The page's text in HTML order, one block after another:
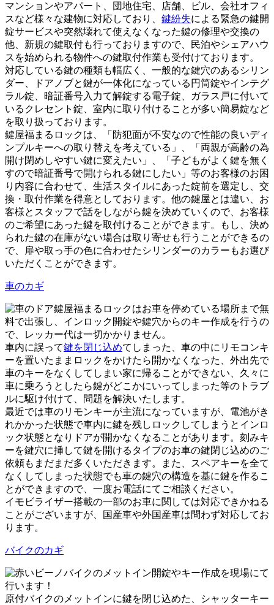
マンションやアパート、団地住宅、店舗、ビル、会社オフィ
スなど様々な建物に対応しており、 鍵紛失による緊急の鍵開
錠サービスや突然壊れて使えなくなった鍵の修理や交換の
他、新規の鍵取付も行っておりますので、民泊やシェアハウ
スを始められる物件への鍵取付作業も受付けております。
対応している鍵の種類も幅広く、一般的な鍵穴のあるシリン
ダー、ドアノブと鍵が一体化になっている円筒錠やインテグ
ラル錠、暗証番号入力て解錠する電子錠、ガラス戸に付いて
いるクレセント錠、室内に取り付けることが多い簡易錠など
を取り扱っております。
鍵屋福まるロックは、「防犯面が不安なので性能の良いディ
ンプルキーへの取り替えを考えている」、「両親が高齢の為
開け閉めしやすい鍵に変えたい」、「子どもがよく鍵を無く
すので暗証番号で開けられる鍵にしたい」等のお客様のお困
り内容に合わせて、生活スタイルにあった錠前を選定し、交
換・取付作業を得意としております。他の鍵屋とは違い、お
客様とスタッフで話をしながら鍵を決めていくので、お客様
のご希望にあった鍵を取付けることができます。もし、決め
られた鍵の在庫がない場合は取り寄せも行うことができるの
で、扉や取っ手の色に合わせたシリンダーのカラーもお選び
いただくことができます。
車のカギ
鍵屋福まるロックはお車を停めている場所まで無
料で出張し、インロック開錠や鍵穴からのキー作成を行うの
で、レッカー代は一切かかりません。
車内に誤って鍵を閉じ込めてしまった、車の中にリモコンキ
ーを置いたままロックをかけたら開かなくなった、外出先で
車のキーをなくしてしまい家に帰ることができない、久々に
車に乗ろうとしたら鍵がどこかにいってしまった等のトラブ
ルに駆け付けて、問題を解決いたします。
最近では車のリモンキーが主流になっていますが、電池がき
れかかった状態で車内に鍵を残しロックしてしまうとインロ
ック状態となりドアが開かなくなることがあります。刻みキ
ーを鍵穴に挿して鍵を開けるタイプのお車の鍵閉じ込めのご
依頼もまだまだ多くいただきます。また、スペアキーを全て
なくしてしまった状態でも車の鍵穴の構造を基に鍵を作るこ
とができますので、一度お電話にてご相談ください。
イモビライザー搭載の一部のお車に関しては対応できかねる
ことがございますが、国産車や外国産車は問わず対応してお
ります。
バイクのカギ
バイクのメットイン開錠やキー作成を現場にて
行います！
原付バイクのメットインに鍵を閉じ込めた、シャッターキー